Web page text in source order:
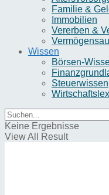
Familie &
Immobilien
Vererben &
Wissen
Börsen-
Steuerwissen
Keine Ergebnisse
View All Result